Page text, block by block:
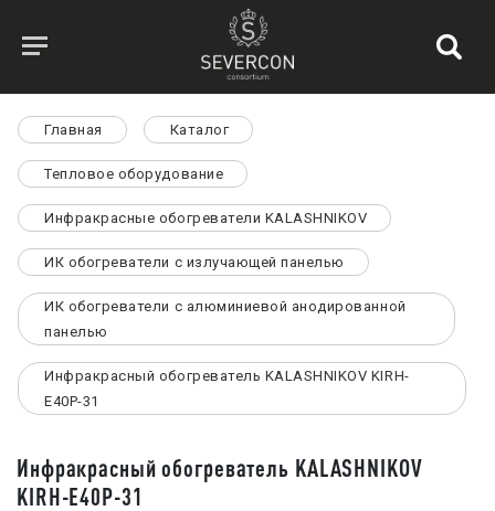
Главная Каталог
Тепловое оборудование
Инфракрасные обогреватели KALASHNIKOV
ИК обогреватели с излучающей панелью
ИК обогреватели с алюминиевой анодированной
панелью
Инфракрасный обогреватель KALASHNIKOV KIRH-
E40P-31
Инфракрасный обогреватель KALASHNIKOV
KIRH-E40P-31